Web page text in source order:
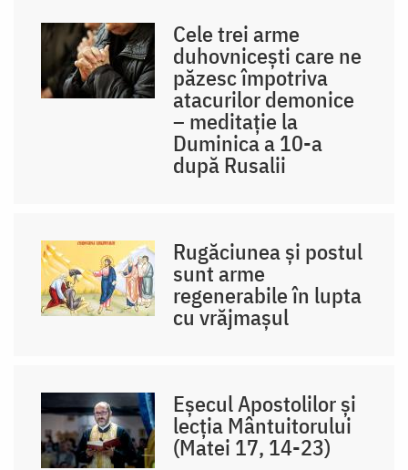
Cele trei arme
duhovnicești care ne
păzesc împotriva
atacurilor demonice
– meditație la
Duminica a 10-a
după Rusalii
Rugăciunea și postul
sunt arme
regenerabile în lupta
cu vrăjmașul
Eșecul Apostolilor și
lecția Mântuitorului
(Matei 17, 14-23)